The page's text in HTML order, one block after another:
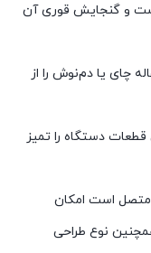
کتری چای‌ساز ۱.۷ لیتر است و گنجایش قوری آن
چای یا دم‌نوش را از
قطعات دستگاه را تمیز
متصل است امکان
نوع طراحی